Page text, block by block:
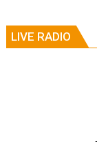
LIVE RADIO